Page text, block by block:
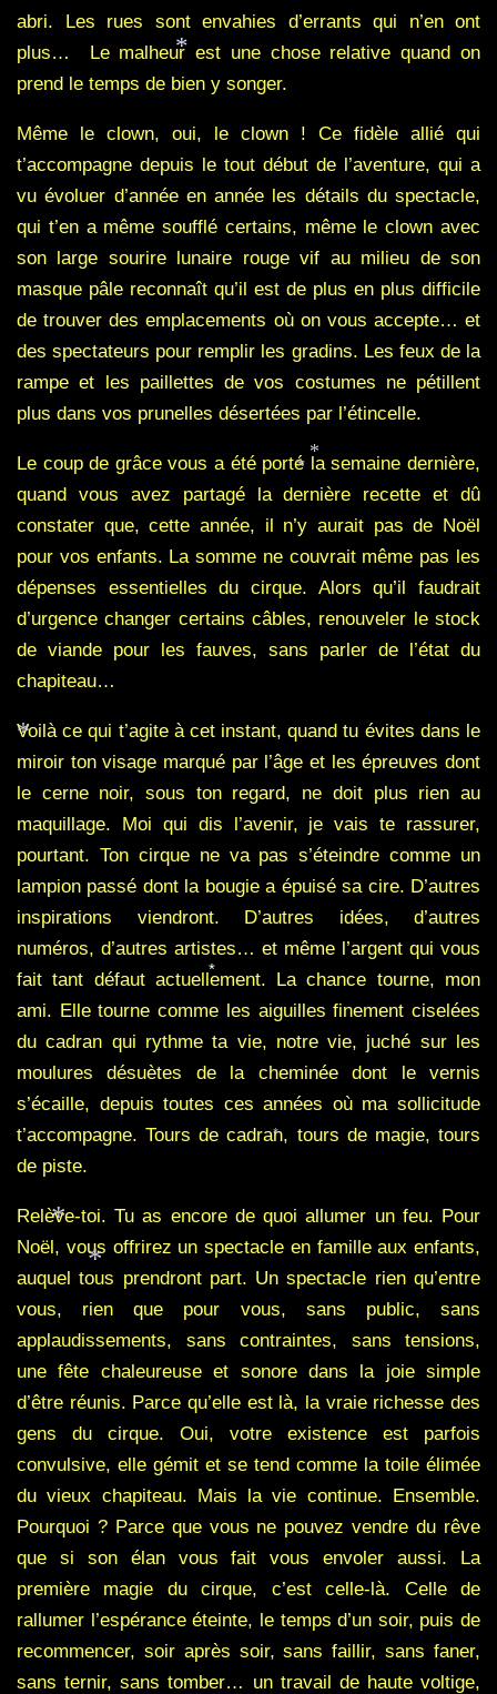
*
*
*
*
*
*
*
abri. Les rues sont envahies d’errants qui n’en ont
plus… Le malheur est une chose relative quand on
prend le temps de bien y songer.
Même le clown, oui, le clown ! Ce fidèle allié qui
t’accompagne depuis le tout début de l’aventure, qui a
vu évoluer d’année en année les détails du spectacle,
qui t’en a même soufflé certains, même le clown avec
son large sourire lunaire rouge vif au milieu de son
masque pâle reconnaît qu’il est de plus en plus difficile
de trouver des emplacements où on vous accepte… et
des spectateurs pour remplir les gradins. Les feux de la
rampe et les paillettes de vos costumes ne pétillent
plus dans vos prunelles désertées par l’étincelle.
Le coup de grâce vous a été porté la semaine dernière,
quand vous avez partagé la dernière recette et dû
constater que, cette année, il n’y aurait pas de Noël
pour vos enfants. La somme ne couvrait même pas les
dépenses essentielles du cirque. Alors qu’il faudrait
d’urgence changer certains câbles, renouveler le stock
de viande pour les fauves, sans parler de l’état du
chapiteau…
Voilà ce qui t’agite à cet instant, quand tu évites dans le
miroir ton visage marqué par l’âge et les épreuves dont
le cerne noir, sous ton regard, ne doit plus rien au
maquillage. Moi qui dis l’avenir, je vais te rassurer,
pourtant. Ton cirque ne va pas s’éteindre comme un
lampion passé dont la bougie a épuisé sa cire. D’autres
inspirations viendront. D’autres idées, d’autres
numéros, d’autres artistes… et même l’argent qui vous
fait tant défaut actuellement. La chance tourne, mon
ami. Elle tourne comme les aiguilles finement ciselées
du cadran qui rythme ta vie, notre vie, juché sur les
moulures désuètes de la cheminée dont le vernis
s’écaille, depuis toutes ces années où ma sollicitude
t’accompagne. Tours de cadran, tours de magie, tours
de piste.
Relève-toi. Tu as encore de quoi allumer un feu. Pour
Noël, vous offrirez un spectacle en famille aux enfants,
auquel tous prendront part. Un spectacle rien qu’entre
vous, rien que pour vous, sans public, sans
applaudissements, sans contraintes, sans tensions,
une fête chaleureuse et sonore dans la joie simple
d’être réunis. Parce qu’elle est là, la vraie richesse des
gens du cirque. Oui, votre existence est parfois
convulsive, elle gémit et se tend comme la toile élimée
du vieux chapiteau. Mais la vie continue. Ensemble.
Pourquoi ? Parce que vous ne pouvez vendre du rêve
que si son élan vous fait vous envoler aussi. La
première magie du cirque, c’est celle-là. Celle de
rallumer l’espérance éteinte, le temps d’un soir, puis de
recommencer, soir après soir, sans faillir, sans faner,
sans ternir, sans tomber… un travail de haute voltige,